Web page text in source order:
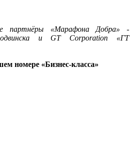
партнёры «Марафона Добра» -
и GT Corporation «ГТ
номере «Бизнес-класса»